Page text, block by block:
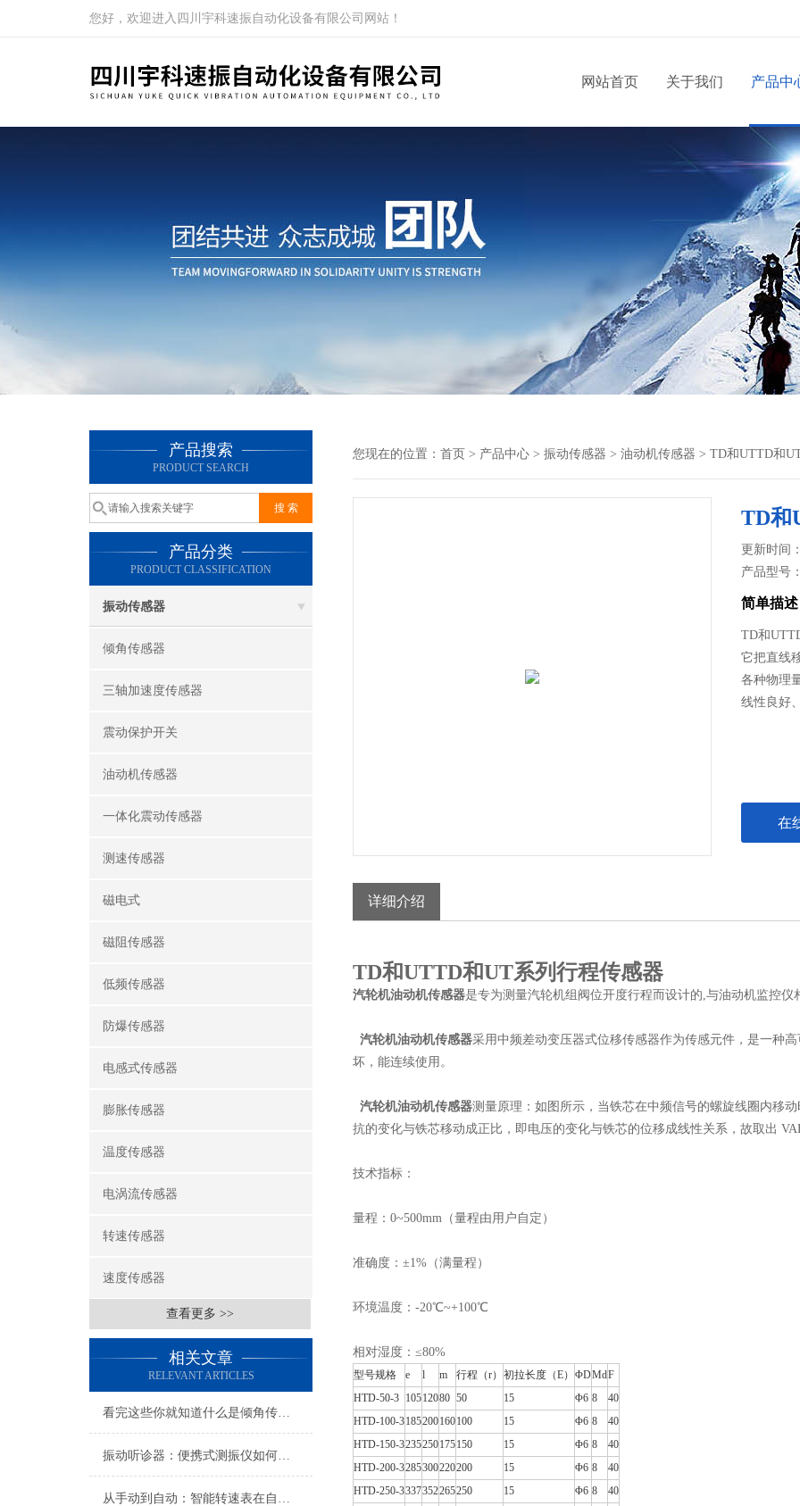
您好，欢迎进入四川宇科速振自动化设备有限公司网站！
网站首页 关于我们 产品中
产品搜索
PRODUCT SEARCH
产品分类
PRODUCT CLASSIFICATION
振动传感器
倾角传感器
三轴加速度传感器
震动保护开关
油动机传感器
一体化震动传感器
测速传感器
磁电式
磁阻传感器
低频传感器
防爆传感器
电感式传感器
膨胀传感器
温度传感器
电涡流传感器
转速传感器
速度传感器
查看更多 >>
相关文章
RELEVANT ARTICLES
看完这些你就知道什么是倾角传感器了
振动听诊器：便携式测振仪如何为设备健康与预测性维护赋能？
从手动到自动：智能转速表在自动化产线的赋能之路
您现在的位置： 首页 > 产品中心 > 振动传感器 > 油动机传感器 > TD和UTTD和
TD和
更新时间
产品型号
简单描述
TD和
它把直线
各种物理
线性良好
在
详细介绍
TD和UTTD和UT系列行程传感器
汽轮机油动机传感器是专为测量汽轮机组阀位开度行程而设计的,与油动机监控
汽轮机油动机传感器采用中频差动变压器式位移传感器作为传感元件，是一种
坏，能连续使用。
汽轮机油动机传感器测量原理：如图所示，当铁芯在中频信号的螺旋线圈内移
抗的变化与铁芯移动成正比，即电压的变化与铁芯的位移成线性关系，故取出
技术指标：
量程：0~500mm（量程由用户自定）
准确度：±1%（满量程）
环境温度：-20℃~+100℃
相对湿度：≤80%
型号规格 e l m 行程（r） 初拉长度（E） ΦDMdF
HTD-50-3 10512080 50 15 Φ6 8
40
HTD-100-3185200160100 15 Φ6 8
40
HTD-150-3235250175150 15 Φ6 8
40
HTD-200-3285300220200 15 Φ6 8
40
HTD-250-3337352265250 15 Φ6 8
40